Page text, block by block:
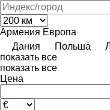
Армения Европа
Дания
Польша
показать все
показать все
Цена